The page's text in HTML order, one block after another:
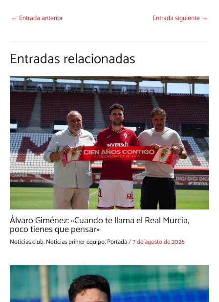
← Entrada anterior Entrada siguiente →
Entradas relacionadas
Álvaro Giménez: «Cuando te llama el Real Murcia,
poco tienes que pensar»
Noticias club,Noticias primer equipo,Portada/7 de agosto de 2026